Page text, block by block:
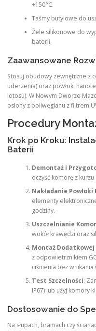
+150°C.
Taśmy butylowe do
Żele silikonowe do
baterii.
Zaawansowane
Stosuj obudowy zewnętrzne z
uderzenia) oraz powłoki
lotosu). W Nowym Dworze
osłony z poliwęglanu z filtrem
Procedury
Krok po Kroku:
Baterii
Demontaż i
oczyść komorę z
Nakładanie
elementy
godziny.
Uszczelnianie
wokół krawędzi oraz
Montaż Dodatkowej
z odpowietrznikiem
ciśnienia bez wnikania
Test Szczelności:
IP67) lub użyj komory
Dostosowanie do
Na słupach, bramach czy